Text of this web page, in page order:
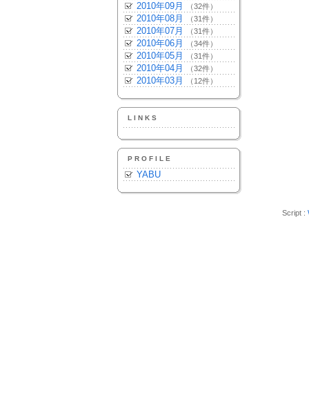
2010年09月 （32件）
2010年08月 （31件）
2010年07月 （31件）
2010年06月 （34件）
2010年05月 （31件）
2010年04月 （32件）
2010年03月 （12件）
LINKS
PROFILE
YABU
Script :